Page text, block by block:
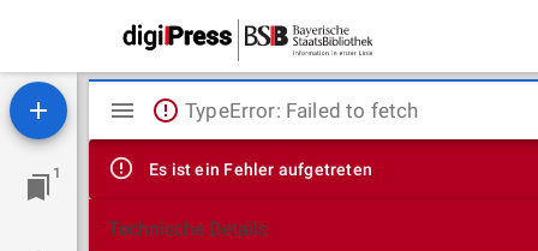
1
Mirador
Viewer
TypeError: Failed to fetch
Es ist ein Fehler aufgetreten
Technische Details